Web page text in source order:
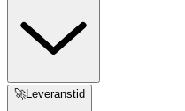
🚀Leveranstid